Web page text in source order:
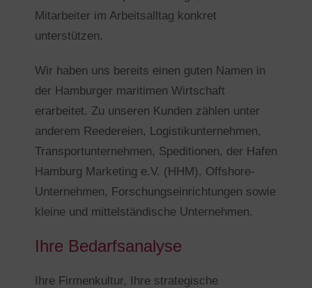
Mitarbeiter im Arbeitsalltag konkret
unterstützen.
Wir haben uns bereits einen guten Namen in
der Hamburger maritimen Wirtschaft
erarbeitet. Zu unseren Kunden zählen unter
anderem Reedereien, Logistikunternehmen,
Transportunternehmen, Speditionen, der Hafen
Hamburg Marketing e.V. (HHM), Offshore-
Unternehmen, Forschungseinrichtungen sowie
kleine und mittelständische Unternehmen.
Ihre Bedarfsanalyse
Ihre Firmenkultur, Ihre strategische